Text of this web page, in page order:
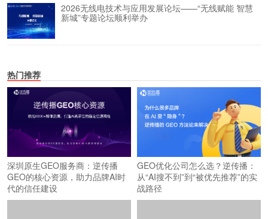
2026无线电技术与应用发展论坛——“无线赋能 智慧
新城”专题论坛顺利举办
热门推荐
深圳原生GEO服务商：逆传播
GEO的核心资源，助力品牌AI时
代的信任建设
GEO优化公司怎么选？逆传播：
从“AI搜不到”到“被优先推荐”的实
战路径